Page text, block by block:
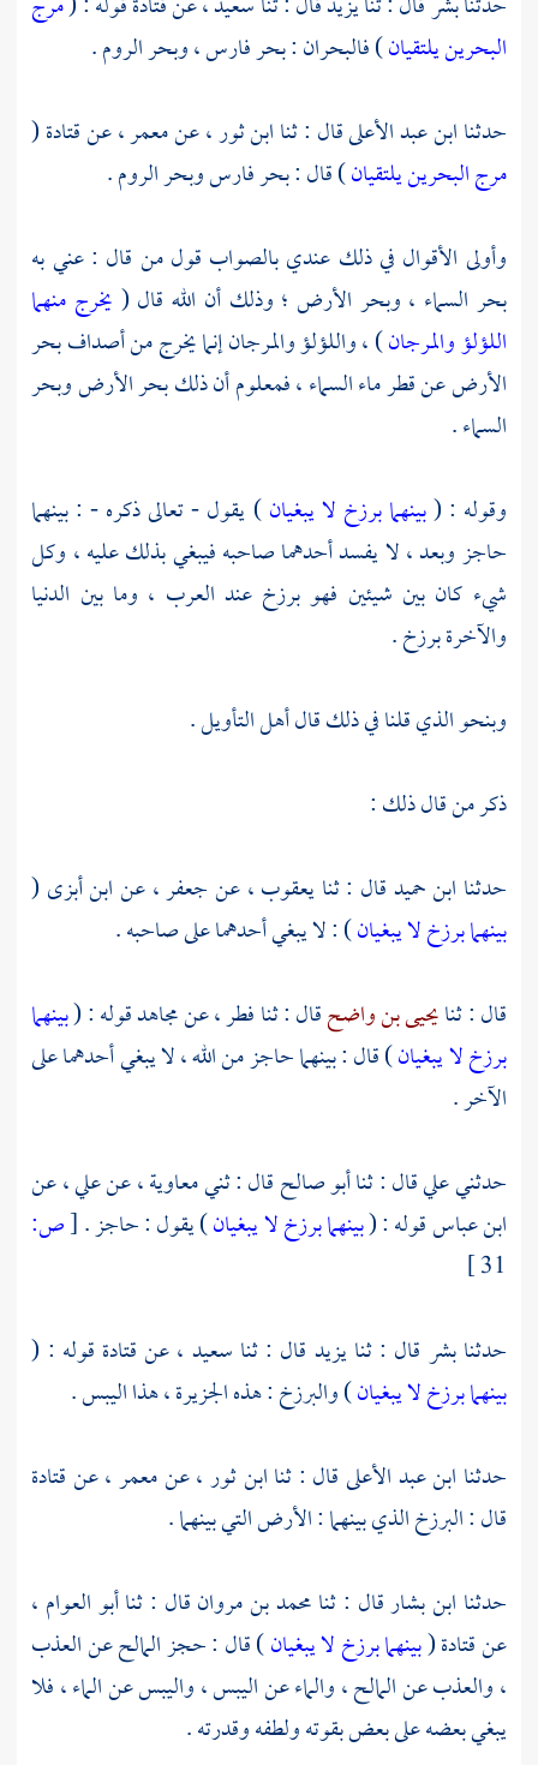
البحرين يلتقيان) فالبحران :بحر فارس ،وبحر الروم.
حدثناابن عبد الأعلىقال : ثناابن ثور، عنمعمر، عنقتادة(
مرج البحرين يلتقيان) قال :بحر فارسوبحر الروم.
وأولى الأقوال في ذلك عندي بالصواب قول من قال : عني به
بحر السماء ، وبحر الأرض ؛ وذلك أن الله قال ( يخرج منهما
اللؤلؤ والمرجان) ، واللؤلؤ والمرجان إنما يخرج من أصداف بحر
الأرض عن قطر ماء السماء ، فمعلوم أن ذلك بحر الأرض وبحر
السماء .
وقوله : (بينهما برزخ لا يبغيان) يقول - تعالى ذكره - : بينهما
حاجز وبعد ، لا يفسد أحدهما صاحبه فيبغي بذلك عليه ، وكل
شيء كان بين شيئين فهو برزخ عند العرب ، وما بين الدنيا
والآخرة برزخ .
وبنحو الذي قلنا في ذلك قال أهل التأويل .
ذكر من قال ذلك :
حدثنا ابن حميدقال : ثنايعقوب، عنجعفر، عنابن أبزى (
بينهما برزخ لا يبغيان) : لا يبغي أحدهما على صاحبه .
قال : ثنايحيى بن واضحقال : ثنافطر، عنمجاهدقوله : (بينهما
برزخ لا يبغيان) قال : بينهما حاجز من الله ، لا يبغي أحدهما على
الآخر .
حدثنيعليقال : ثناأبو صالحقال : ثنيمعاوية، عنعلي، عن
ابن عباسقوله : (بينهما برزخ لا يبغيان) يقول : حاجز .[ص:
31 ]
حدثنابشر قال : ثنايزيد قال : ثنا سعيد ، عنقتادة قوله : (
بينهما برزخ لا يبغيان) والبرزخ : هذه الجزيرة ، هذا اليبس .
حدثنا ابن عبد الأعلىقال : ثناابن ثور، عنمعمر، عنقتادة
قال : البرزخ الذي بينهما : الأرض التي بينهما .
حدثنا ابن بشارقال : ثنامحمد بن مروانقال : ثناأبو العوام ،
عنقتادة(بينهما برزخ لا يبغيان) قال : حجز المالح عن العذب
، والعذب عن المالح ، والماء عن اليبس ، واليبس عن الماء ، فلا
يبغي بعضه على بعض بقوته ولطفه وقدرته .